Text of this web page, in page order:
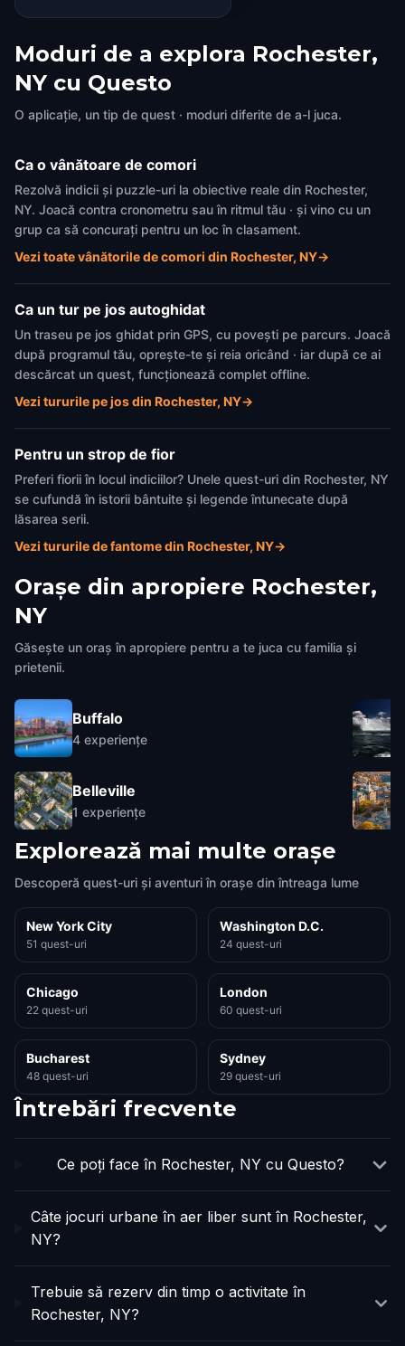
Moduri de a explora Rochester,
NY cu Questo
O aplicație, un tip de quest · moduri diferite de a-l juca.
Ca o vânătoare de comori
Rezolvă indicii și puzzle-uri la obiective reale din Rochester,
NY. Joacă contra cronometru sau în ritmul tău · și vino cu un
grup ca să concurați pentru un loc în clasament.
Vezi toate vânătorile de comori din Rochester, NY→
Ca un tur pe jos autoghidat
Un traseu pe jos ghidat prin GPS, cu povești pe parcurs. Joacă
după programul tău, oprește-te și reia oricând · iar după ce ai
descărcat un quest, funcționează complet offline.
Vezi tururile pe jos din Rochester, NY→
Pentru un strop de fior
Preferi fiorii în locul indiciilor? Unele quest-uri din Rochester, NY
se cufundă în istorii bântuite și legende întunecate după
lăsarea serii.
Vezi tururile de fantome din Rochester, NY→
Orașe din apropiere Rochester,
NY
Găsește un oraș în apropiere pentru a te juca cu familia și
prietenii.
Buffalo
4 experiențe
Belleville
1 experiențe
Explorează mai multe orașe
Descoperă quest-uri și aventuri în orașe din întreaga lume
New York City
51 quest-uri
Washington D.C.
24 quest-uri
Chicago
22 quest-uri
London
60 quest-uri
Bucharest
48 quest-uri
Sydney
29 quest-uri
Întrebări frecvente
Ce poți face în Rochester, NY cu Questo?
Câte jocuri urbane în aer liber sunt în Rochester,
NY?
Trebuie să rezerv din timp o activitate în
Rochester, NY?